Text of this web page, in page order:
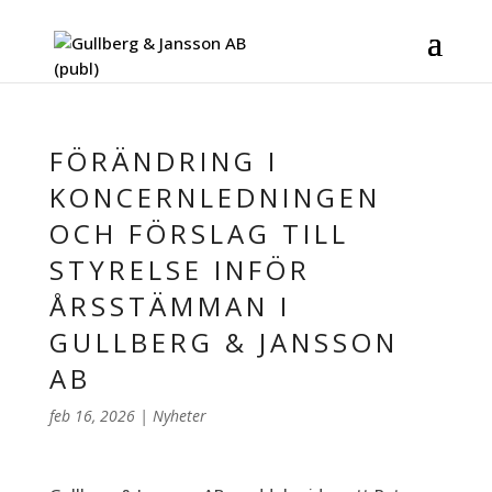
FÖRÄNDRING I
KONCERNLEDNINGEN
OCH FÖRSLAG TILL
STYRELSE INFÖR
ÅRSSTÄMMAN I
GULLBERG & JANSSON
AB
feb 16, 2026| Nyheter